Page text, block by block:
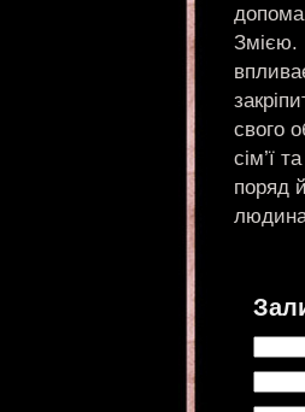
Змією.
свого
сім’ї
поряд